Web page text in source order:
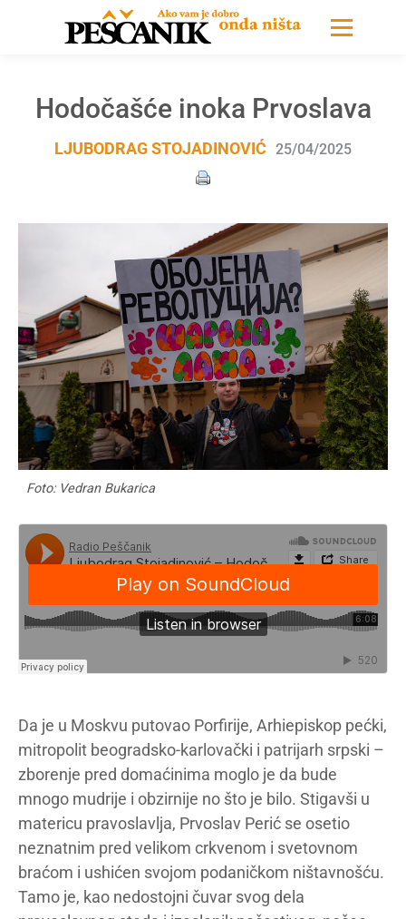
Hodočašće inoka Prvoslava
LJUBODRAG STOJADINOVIĆ 25/04/2025
Foto: Vedran Bukarica
Da je u Moskvu putovao Porfirije, Arhiepiskop pećki,
mitropolit beogradsko-karlovački i patrijarh srpski –
zborenje pred domaćinima moglo je da bude
mnogo mudrije i obzirnije no što je bilo. Stigavši u
matericu pravoslavlja, Prvoslav Perić se osetio
neznatnim pred velikom crkvenom i svetovnom
braćom i ushićen svojom podaničkom ništavnošću.
Tamo je, kao nedostojni čuvar svog dela